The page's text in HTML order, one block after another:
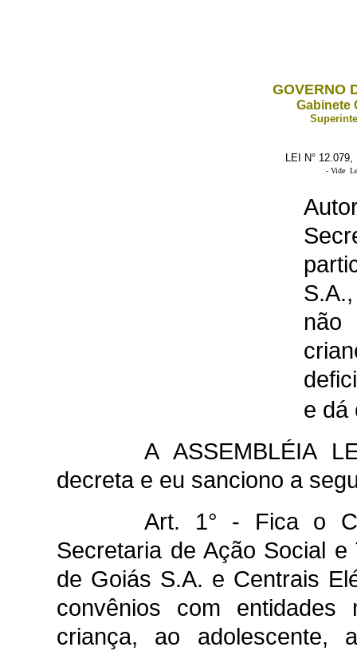
GOVERNO
Gabinete
LEI N°
- Vide
e dá
A ASSEMBLÉIA
decreta e eu sanciono a
Art. 1° - Fica o
Secretaria de Ação Social
de Goiás S.A. e Centrais
convênios com entidades
criança, ao